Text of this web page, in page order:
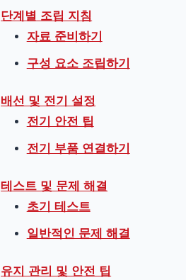
단계별 조립 지침
자료 준비하기
구성 요소 조립하기
배선 및 전기 설정
전기 안전 팁
전기 부품 연결하기
테스트 및 문제 해결
초기 테스트
일반적인 문제 해결
유지 관리 및 안전 팁